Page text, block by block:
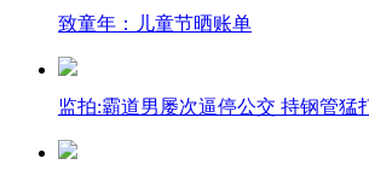
致童年：儿童节晒账单
监拍:霸道男屡次逼停公交 持钢管猛